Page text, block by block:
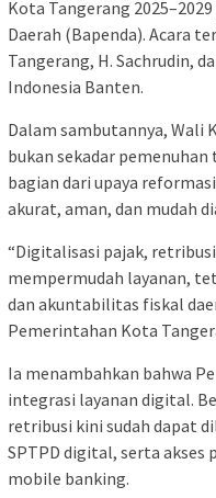
Kota Tangerang
Daerah (Bapenda). Acara
Tangerang, H. Sachrudin,
Indonesia Banten.
Dalam sambutannya, Wali
bukan sekadar
bagian dari upaya
akurat, aman, dan mudah
“Digitalisasi pajak,
mempermudah layanan,
dan akuntabilitas fiskal
Pemerintahan Kota
Ia menambahkan bahwa
integrasi layanan digital.
retribusi kini sudah dapat
SPTPD digital, serta akses
mobile banking.